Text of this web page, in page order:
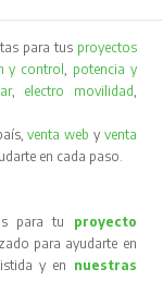
para tus proyectos
y control
potencia y
, electro movilidad
venta web y venta
en cada paso.
para tu proyecto
para ayudarte en
y en nuestras